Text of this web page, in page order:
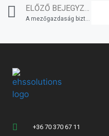
ELŐZŐ BEJEGYZÉS
A mezőgazdaság biztonsága
+36 70 370 67 11